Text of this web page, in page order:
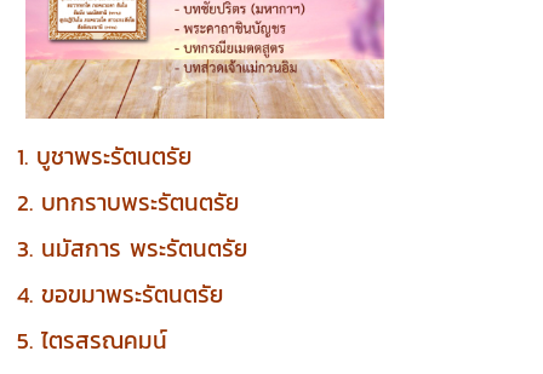
1. บูชาพระรัตนตรัย
2. บทกราบพระรัตนตรัย
3. นมัสการ พระรัตนตรัย
4. ขอขมาพระรัตนตรัย
5. ไตรสรณคมน์